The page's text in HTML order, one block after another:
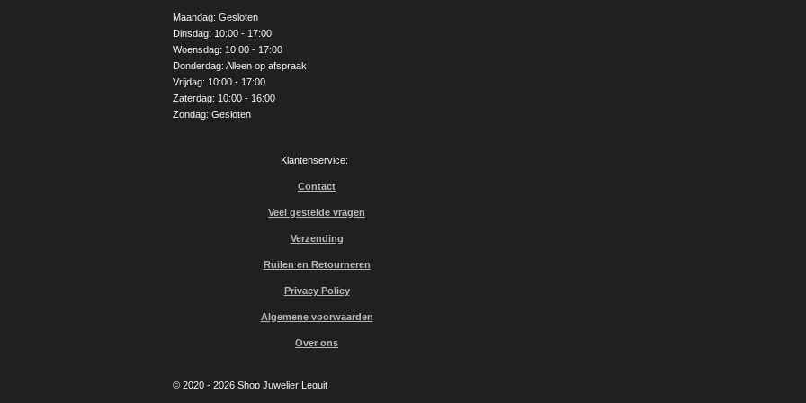
o
k
g
r
a
m
e
Maandag: Gesloten
Dinsdag: 10:00 - 17:00
Woensdag: 10:00 - 17:00
Donderdag: Alleen op afspraak
Vrijdag: 10:00 - 17:00
Zaterdag: 10:00 - 16:00
Zondag: Gesloten
Klantenservice:
Contact
Veel gestelde vragen
Verzending
Ruilen en Retourneren
Privacy Policy
Algemene voorwaarden
Over ons
© 2020 - 2026 Shop Juwelier Leguit